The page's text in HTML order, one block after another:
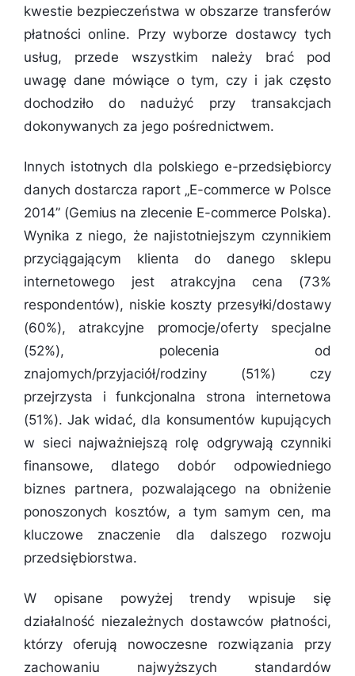
kwestie bezpieczeństwa w obszarze transferów
płatności online. Przy wyborze dostawcy tych
usług, przede wszystkim należy brać pod
uwagę dane mówiące o tym, czy i jak często
dochodziło do nadużyć przy transakcjach
dokonywanych za jego pośrednictwem.
Innych istotnych dla polskiego e-przedsiębiorcy
danych dostarcza raport „E-commerce w Polsce
2014” (Gemius na zlecenie E-commerce Polska).
Wynika z niego, że najistotniejszym czynnikiem
przyciągającym klienta do danego sklepu
internetowego jest atrakcyjna cena (73%
respondentów), niskie koszty przesyłki/dostawy
(60%), atrakcyjne promocje/oferty specjalne
(52%), polecenia od
znajomych/przyjaciół/rodziny (51%) czy
przejrzysta i funkcjonalna strona internetowa
(51%). Jak widać, dla konsumentów kupujących
w sieci najważniejszą rolę odgrywają czynniki
finansowe, dlatego dobór odpowiedniego
biznes partnera, pozwalającego na obniżenie
ponoszonych kosztów, a tym samym cen, ma
kluczowe znaczenie dla dalszego rozwoju
przedsiębiorstwa.
W opisane powyżej trendy wpisuje się
działalność niezależnych dostawców płatności,
którzy oferują nowoczesne rozwiązania przy
zachowaniu najwyższych standardów